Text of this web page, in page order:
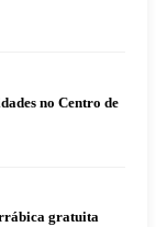
no Centro de
gratuita